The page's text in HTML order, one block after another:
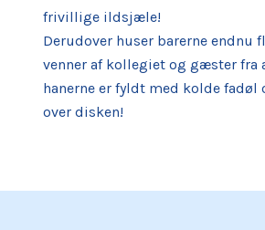
frivillige ildsjæle!
Derudover huser barerne
venner af kollegiet og gæster fra
hanerne er fyldt med kolde
over disken!